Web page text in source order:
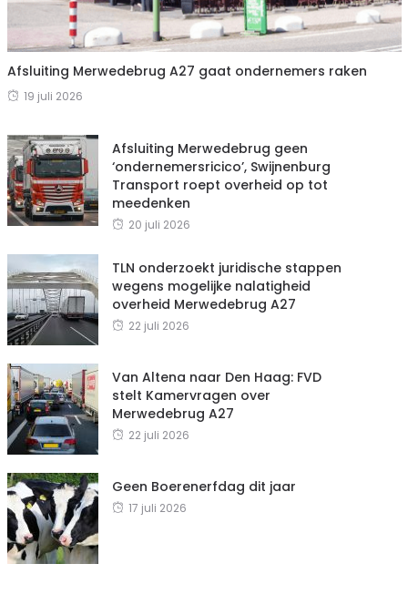
Afsluiting Merwedebrug A27 gaat ondernemers raken
19 juli 2026
Afsluiting Merwedebrug geen
‘ondernemersricico’, Swijnenburg
Transport roept overheid op tot
meedenken
20 juli 2026
TLN onderzoekt juridische stappen
wegens mogelijke nalatigheid
overheid Merwedebrug A27
22 juli 2026
Van Altena naar Den Haag: FVD
stelt Kamervragen over
Merwedebrug A27
22 juli 2026
Geen Boerenerfdag dit jaar
17 juli 2026